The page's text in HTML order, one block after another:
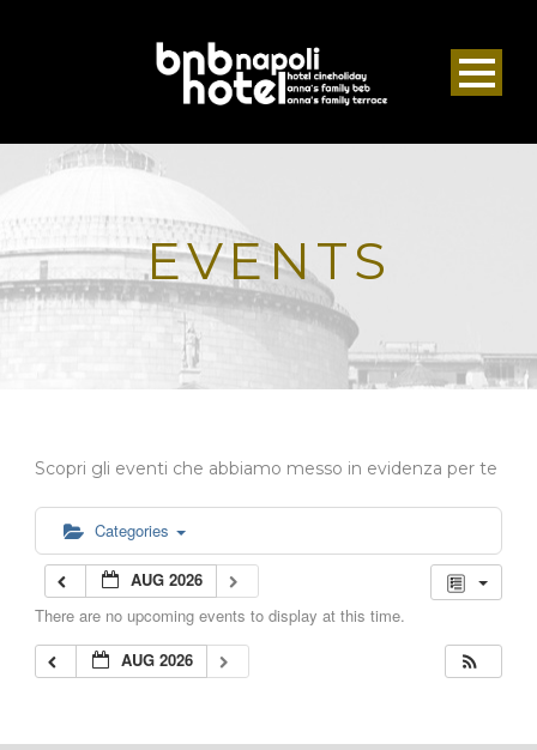
EVENTS
Scopri gli eventi che abbiamo messo in evidenza per te
Categories
AUG 2026
There are no upcoming events to display at this time.
AUG 2026